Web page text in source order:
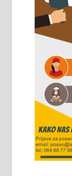
Чистим
061/32-13-